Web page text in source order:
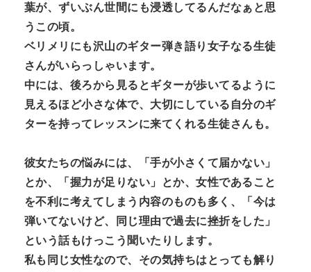
葉が、ずいぶん世間にも浸透してるんだなぁと思
うこの頃。
ベリメリにも沢山のギター弾き語り女子なる生徒
さんがいらっしゃいます。
中には、後ろから見るとギターが歩いてるように
見えるほど小さな体で、大切にしている自分のギ
ターを持ってレッスンに来てくれる生徒さんも。
彼女たちの悩みには、「手が小さくて届かない」
とか、「握力が足りない」とか、女性であること
を不利に考えてしまう内容のものも多く、「今は
弾いてないけど、同じ理由で過去に挫折をした」
という話もけっこう聞いたりします。
私も同じ女性なので、その気持ちはとっても解り